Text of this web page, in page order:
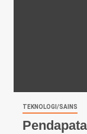
TEKNOLOGI/SAINS